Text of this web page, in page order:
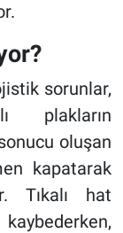
sorunlar,
plakların
oluşan
kapatarak
Tıkalı hat